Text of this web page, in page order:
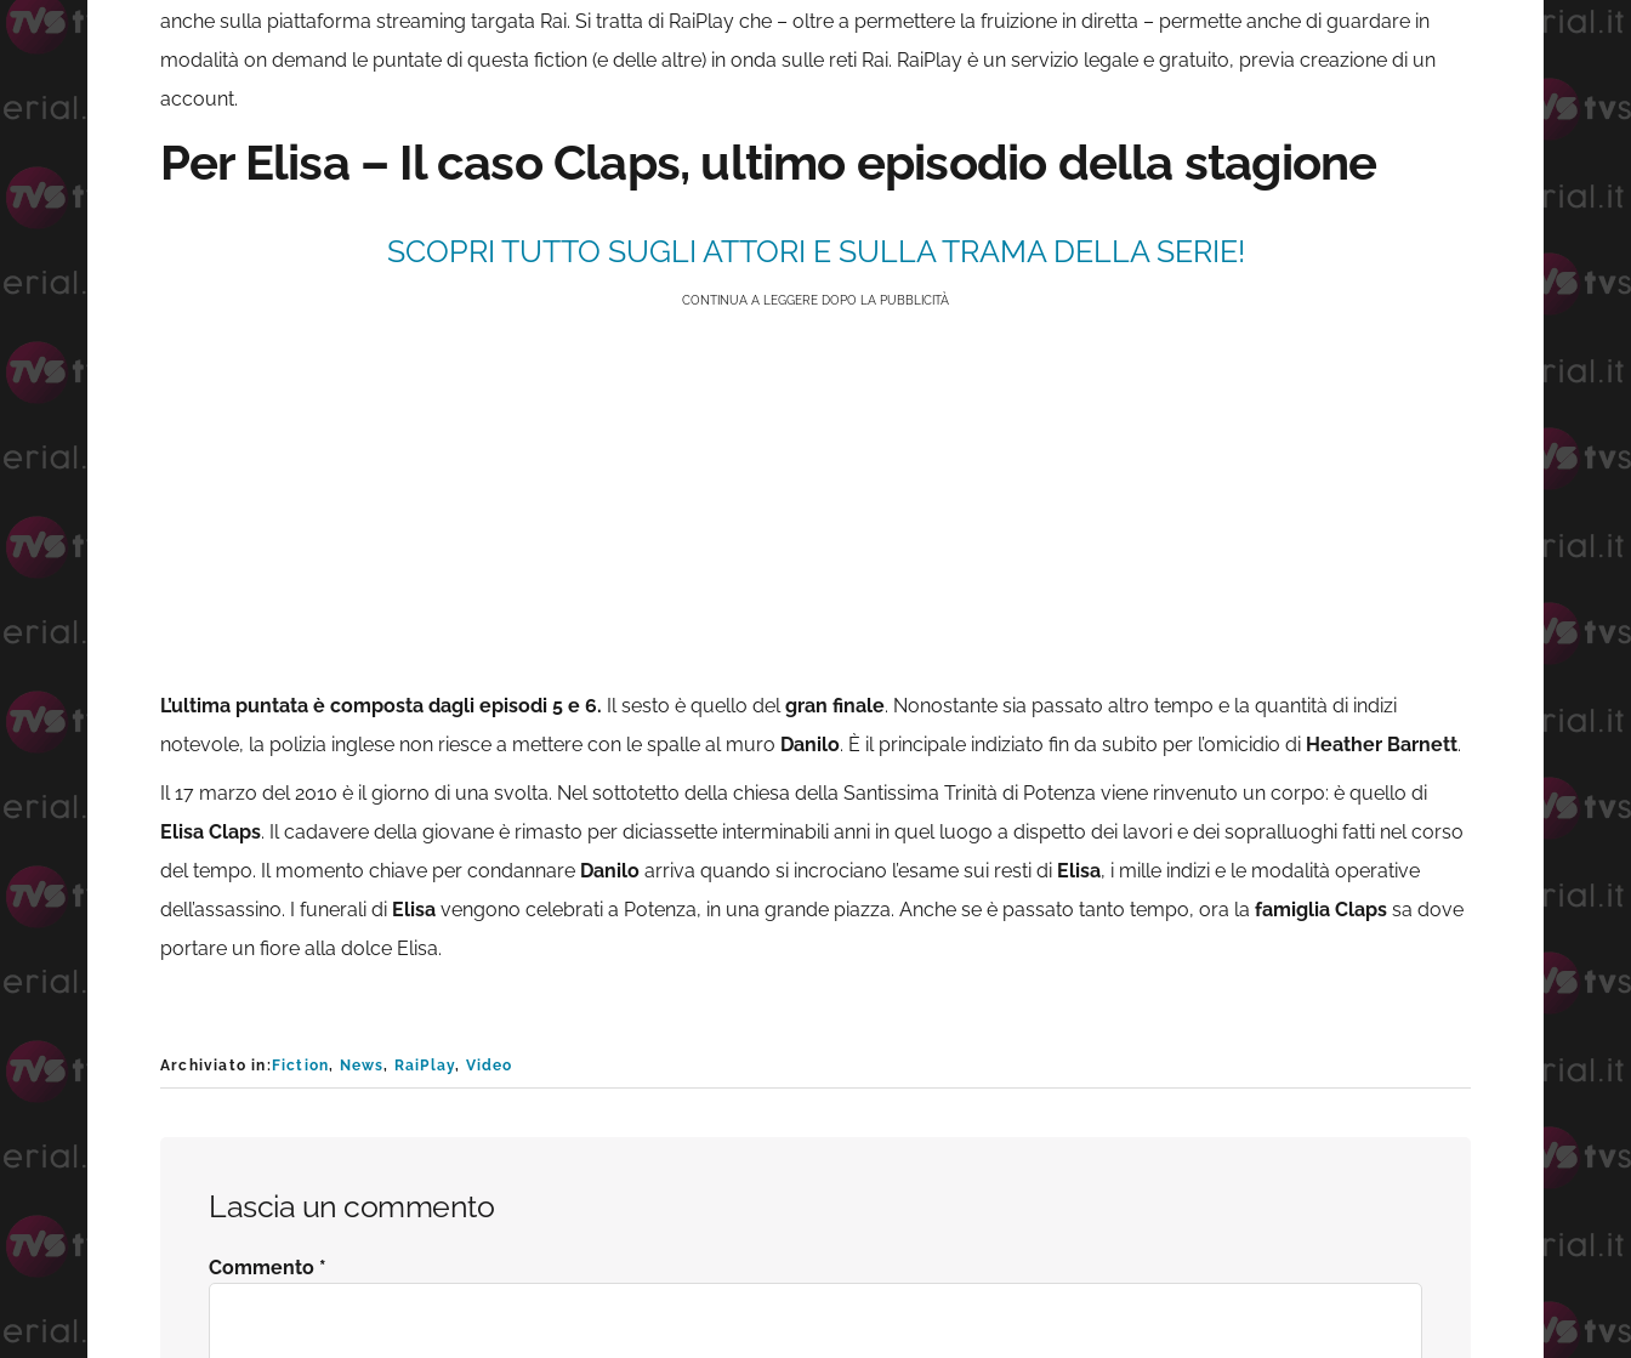
anche sulla piattaforma streaming targata Rai. Si tratta di RaiPlay che – oltre a permettere la fruizione in diretta – permette anche di guardare in
modalità on demand le puntate di questa fiction (e delle altre) in onda sulle reti Rai. RaiPlay è un servizio legale e gratuito, previa creazione di un
account.
Per Elisa – Il caso Claps, ultimo episodio della stagione
SCOPRI TUTTO SUGLI ATTORI E SULLA TRAMA DELLA SERIE!
CONTINUA A LEGGERE DOPO LA PUBBLICITÀ
L’ultima puntata è composta dagli episodi 5 e 6. Il sesto è quello delgran finale. Nonostante sia passato altro tempo e la quantità di indizi
notevole, la polizia inglese non riesce a mettere con le spalle al muro Danilo. È il principale indiziato fin da subito per l’omicidio di Heather Barnett.
Il 17 marzo del 2010 è il giorno di una svolta. Nel sottotetto della chiesa della Santissima Trinità di Potenza viene rinvenuto un corpo: è quello di
Elisa Claps. Il cadavere della giovane è rimasto per diciassette interminabili anni in quel luogo a dispetto dei lavori e dei sopralluoghi fatti nel corso
del tempo. Il momento chiave per condannare Danilo arriva quando si incrociano l’esame sui resti di Elisa, i mille indizi e le modalità operative
dell’assassino. I funerali di Elisa vengono celebrati a Potenza, in una grande piazza. Anche se è passato tanto tempo, ora la famiglia Claps sa dove
portare un fiore alla dolce Elisa.
Archiviato in: Fiction, News, RaiPlay, Video
Lascia un commento
Commento *